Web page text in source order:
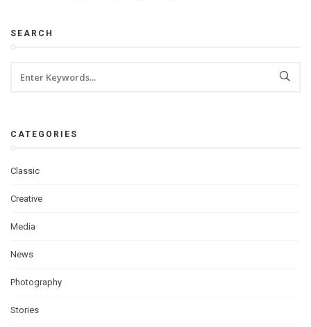
SEARCH
CATEGORIES
Classic
Creative
Media
News
Photography
Stories